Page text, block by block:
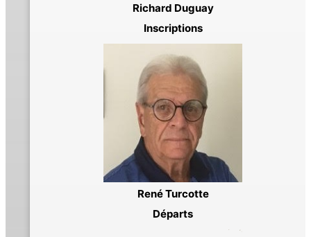
Richard Duguay
Inscriptions
René Turcotte
Départs